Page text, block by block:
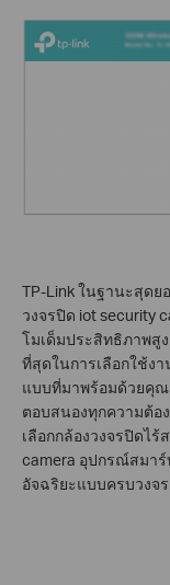
TP-Link ในฐานะสุด
วงจรปิด iotsecurity
โมเด็มประสิทธิภาพสู
ที่สุดในการเลือกใช้ง
แบบที่มาพร้อมด้วยคุ
ตอบสนองทุกความต้อ
เลือกกล้องวงจรปิดไร้
camera อุปกรณ์สมาร์
อัจฉริยะแบบครบวงจร